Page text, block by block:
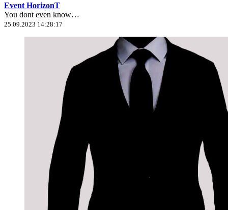
Event HorizonT
You dont even know…
25.09.2023 14:28:17